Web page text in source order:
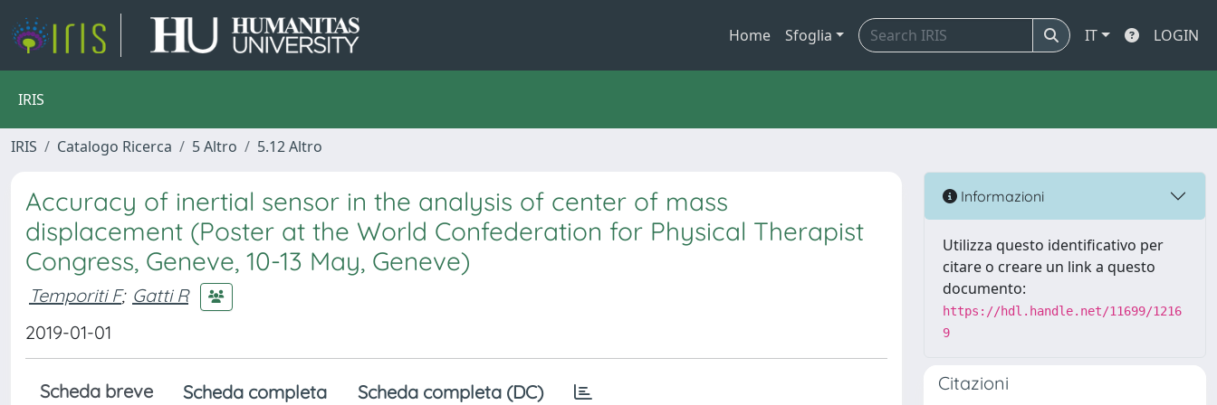
Home Sfoglia IT LOGIN
IRIS
IRIS Catalogo Ricerca 5 Altro 5.12 Altro
Accuracy of inertial sensor in the analysis of center of mass
displacement (Poster at the World Confederation for Physical Therapist
Congress, Geneve, 10-13 May, Geneve)
Temporiti F; Gatti R
2019-01-01
Scheda breve Scheda completa Scheda completa (DC)
Informazioni
Utilizza questo identificativo per
citare o creare un link a questo
documento:
https://hdl.handle.net/11699/1216
9
Citazioni